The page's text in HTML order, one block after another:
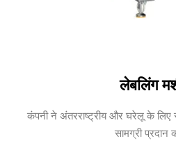
लेबलिंग
कंपनी ने अंतरराष्ट्रीय और घरेलू के
सामग्री प्रदान